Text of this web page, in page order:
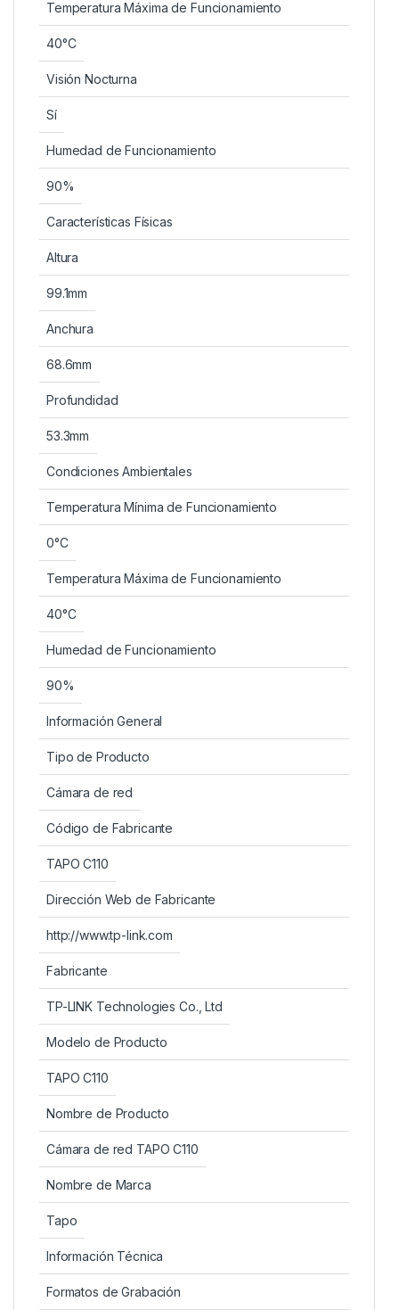
Temperatura Máxima de Funcionamiento
40°C
Visión Nocturna
Sí
Humedad de Funcionamiento
90%
Características Físicas
Altura
99.1mm
Anchura
68.6mm
Profundidad
53.3mm
Condiciones Ambientales
Temperatura Mínima de Funcionamiento
0°C
Temperatura Máxima de Funcionamiento
40°C
Humedad de Funcionamiento
90%
Información General
Tipo de Producto
Cámara de red
Código de Fabricante
TAPO C110
Dirección Web de Fabricante
http://www.tp-link.com
Fabricante
TP-LINK Technologies Co., Ltd
Modelo de Producto
TAPO C110
Nombre de Producto
Cámara de red TAPO C110
Nombre de Marca
Tapo
Información Técnica
Formatos de Grabación